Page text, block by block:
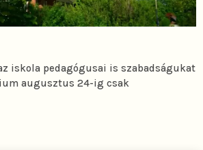
iskola pedagógusai is szabadságukat
augusztus 24-ig csak